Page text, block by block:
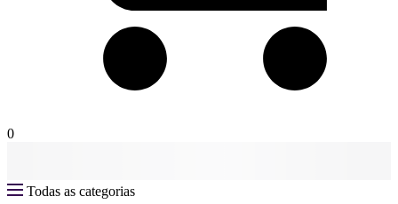
0
Todas as categorias